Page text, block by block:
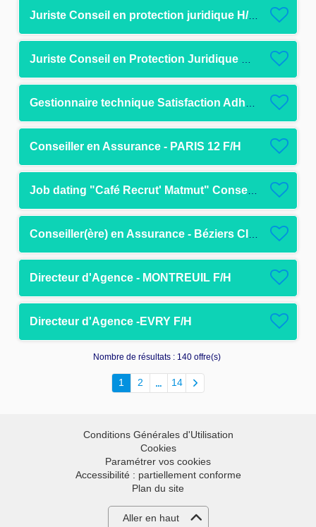
Conseiller en Assurance - PARIS 12 F/H
Directeur d'Agence - MONTREUIL F/H
Directeur d'Agence -EVRY F/H
Nombre de résultats : 140 offre(s)
1 2 14
Conditions Générales d'Utilisation
Cookies
Paramétrer vos cookies
Accessibilité : partiellement conforme
Plan du site
Aller en haut